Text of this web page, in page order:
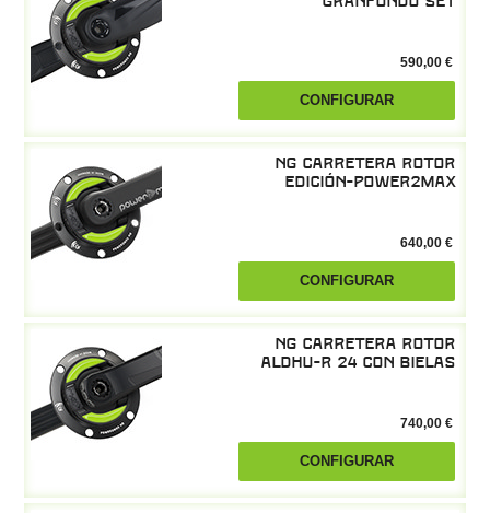
590,00 €
CONFIGURAR
NG Carretera Rotor
Edición-power2max
640,00 €
CONFIGURAR
NG Carretera Rotor
ALDHU-R 24 con bielas
740,00 €
CONFIGURAR